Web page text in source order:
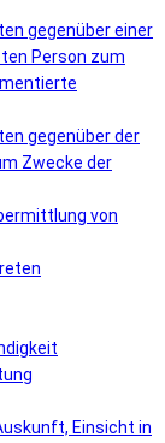
gegenüber einer
Person zum
gegenüber der
Zwecke der
von
Einsicht in